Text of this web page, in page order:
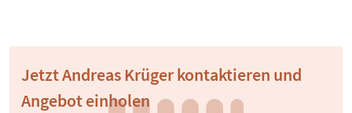
Jetzt Andreas Krüger kontaktieren und
Angebot einholen